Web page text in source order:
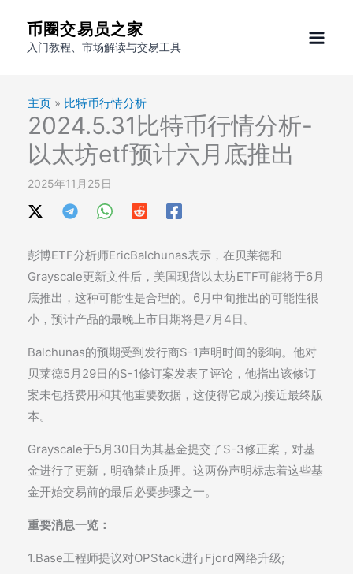
币圈交易员之家
入门教程、市场解读与交易工具
主页 » 比特币行情分析
2024.5.31比特币行情分析-
以太坊etf预计六月底推出
2025年11月25日
彭博ETF分析师EricBalchunas表示，在贝莱德和
Grayscale更新文件后，美国现货以太坊ETF可能将于6月
底推出，这种可能性是合理的。6月中旬推出的可能性很
小，预计产品的最晚上市日期将是7月4日。
Balchunas的预期受到发行商S-1声明时间的影响。他对
贝莱德5月29日的S-1修订案发表了评论，他指出该修订
案未包括费用和其他重要数据，这使得它成为接近最终版
本。
Grayscale于5月30日为其基金提交了S-3修正案，对基
金进行了更新，明确禁止质押。这两份声明标志着这些基
金开始交易前的最后必要步骤之一。
重要消息一览：
1.Base工程师提议对OPStack进行Fjord网络升级;